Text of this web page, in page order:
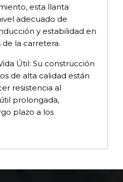
esta llanta
adecuado de
y estabilidad en
de la carretera.
Útil: Su construcción
de alta calidad están
resistencia al
prolongada,
plazo a los